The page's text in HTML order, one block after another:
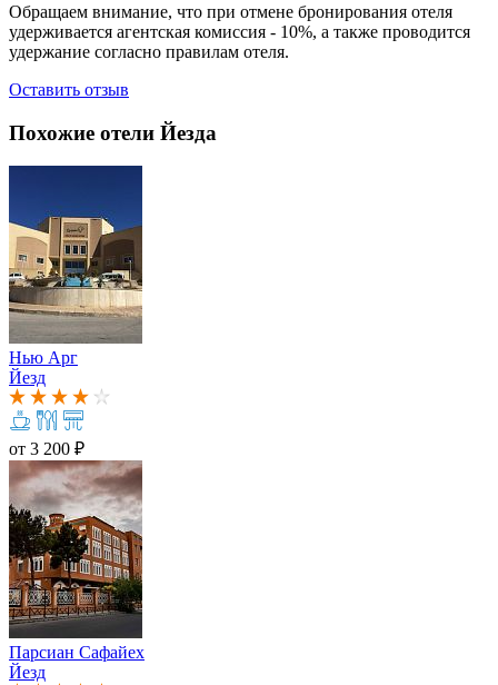
Обращаем внимание, что при отмене бронирования отеля
удерживается агентская комиссия - 10%, а также проводится
удержание согласно правилам отеля.
Оставить отзыв
Похожие отели Йезда
Нью Арг
Йезд
от 3 200 ₽
Парсиан Сафайех
Йезд